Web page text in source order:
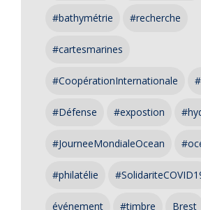
#bathymétrie #recherche
#cartesmarines
#CoopérationInternationale
#Défense #expostion
#JourneeMondialeOcean
#philatélie
événement #timbre Brest